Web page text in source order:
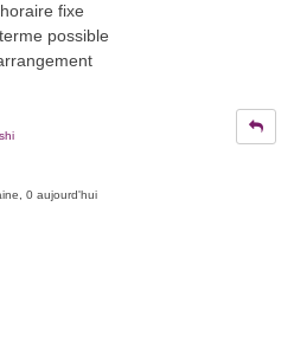
fixe
possible
0 aujourd'hui